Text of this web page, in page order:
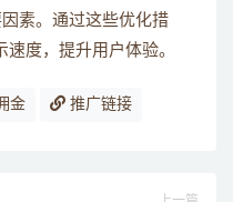
素。通过这些优化措
度，提升用户体验。
金 推广链接